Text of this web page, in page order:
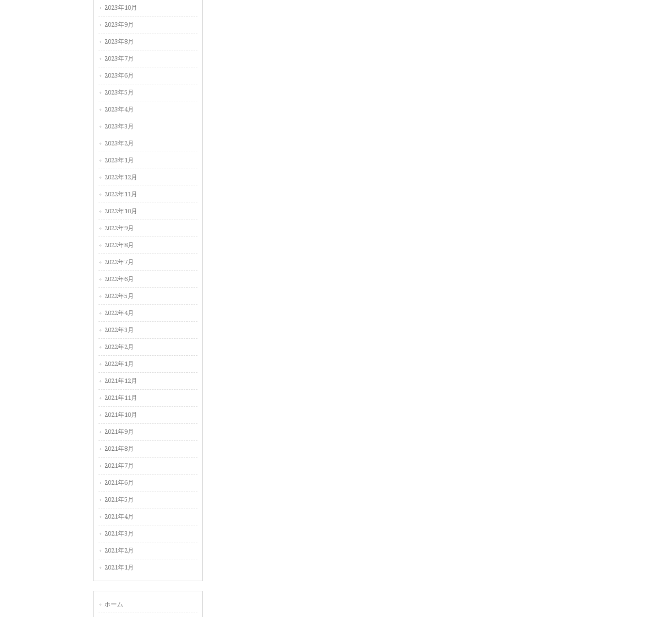
2023年10月
2023年9月
2023年8月
2023年7月
2023年6月
2023年5月
2023年4月
2023年3月
2023年2月
2023年1月
2022年12月
2022年11月
2022年10月
2022年9月
2022年8月
2022年7月
2022年6月
2022年5月
2022年4月
2022年3月
2022年2月
2022年1月
2021年12月
2021年11月
2021年10月
2021年9月
2021年8月
2021年7月
2021年6月
2021年5月
2021年4月
2021年3月
2021年2月
2021年1月
ホーム